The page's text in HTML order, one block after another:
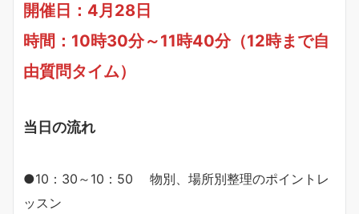
開催日：4月28日
時間：10時30分～11時40分（12時まで自
由質問タイム）
当日の流れ
●10：30～10：50 物別、場所別整理のポイントレ
ッスン